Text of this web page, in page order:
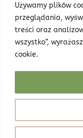
Używamy plików
przeglądania,
treści oraz
wszystko”,
cookie.
©